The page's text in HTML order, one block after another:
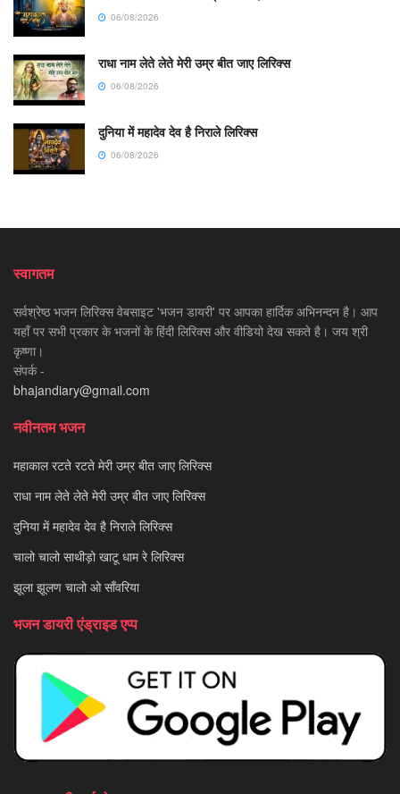
06/08/2026
राधा नाम लेते लेते मेरी उम्र बीत जाए लिरिक्स
06/08/2026
दुनिया में महादेव देव है निराले लिरिक्स
06/08/2026
स्वागतम
सर्वश्रेष्ठ भजन लिरिक्स वेबसाइट 'भजन डायरी' पर आपका हार्दिक अभिनन्दन है। आप
यहाँ पर सभी प्रकार के भजनों के हिंदी लिरिक्स और वीडियो देख सकते है। जय श्री
कृष्णा।
संपर्क -
bhajandiary@gmail.com
नवीनतम भजन
महाकाल रटते रटते मेरी उम्र बीत जाए लिरिक्स
राधा नाम लेते लेते मेरी उम्र बीत जाए लिरिक्स
दुनिया में महादेव देव है निराले लिरिक्स
चालो चालो साथीड़ो खाटू धाम रे लिरिक्स
झूला झूलण चालो ओ साँवरिया
भजन डायरी एंड्राइड एप्प